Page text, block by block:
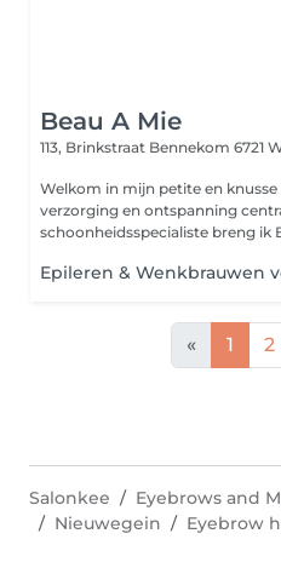
Beau A Mie
113, Brinkstraat Bennekom 6721
Welkom in mijn petite en
verzorging en ontspanning centraal staat.
schoonheidsspecialiste breng ik
Epileren & Wenkbrauwen
« 1 2
Salonkee Eyebrows and
Nieuwegein
Eyebrow